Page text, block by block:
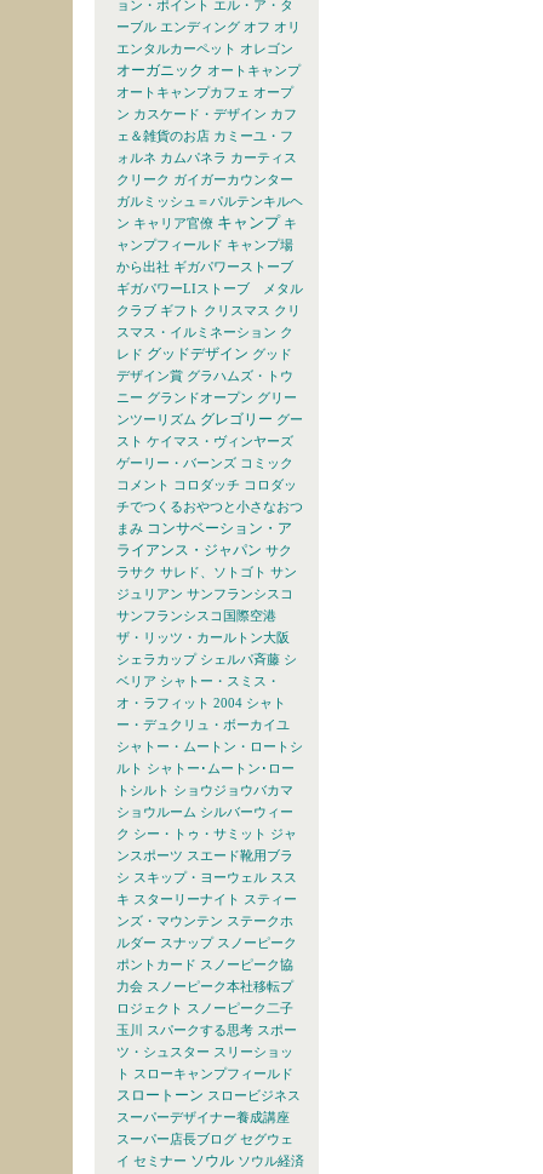
ョン・ポイント エル・ア・タ
ーブル エンディング オフ オリ
エンタルカーペット オレゴン
オーガニック オートキャンプ
オートキャンプカフェ オープ
ン カスケード・デザイン カフ
ェ＆雑貨のお店 カミーユ・フ
ォルネ カムパネラ カーティス
クリーク ガイガーカウンター
ガルミッシュ＝パルテンキルヘ
ン キャリア官僚 キャンプ キ
ャンプフィールド キャンプ場
から出社 ギガパワーストーブ
ギガパワーLIストーブ メタル
クラブ ギフト クリスマス クリ
スマス・イルミネーション ク
レド グッドデザイン グッド
デザイン賞 グラハムズ・トウ
ニー グランドオープン グリー
ンツーリズム グレゴリー グー
スト ケイマス・ヴィンヤーズ
ゲーリー・バーンズ コミック
コメント コロダッチ コロダッ
チでつくるおやつと小さなおつ
まみ コンサベーション・ア
ライアンス・ジャパン サク
ラサク サレド、ソトゴト サン
ジュリアン サンフランシスコ
サンフランシスコ国際空港
ザ・リッツ・カールトン大阪
シェラカップ シェルパ斉藤 シ
ベリア シャトー・スミス・
オ・ラフィット 2004 シャト
ー・デュクリュ・ボーカイユ
シャトー・ムートン・ロートシ
ルト シャトー･ムートン･ロー
トシルト ショウジョウバカマ
ショウルーム シルバーウィー
ク シー・トゥ・サミット ジャ
ンスポーツ スエード靴用ブラ
シ スキップ・ヨーウェル スス
キ スターリーナイト スティー
ンズ・マウンテン ステークホ
ルダー スナップ スノーピーク
ポントカード スノーピーク協
力会 スノーピーク本社移転プ
ロジェクト スノーピーク二子
玉川
スパークする思考 スポー
ツ・シュスター スリーショッ
ト スローキャンプフィールド
スロートーン スロービジネス
スーパーデザイナー養成講座
スーパー店長ブログ セグウェ
イ セミナー ソウル ソウル経済